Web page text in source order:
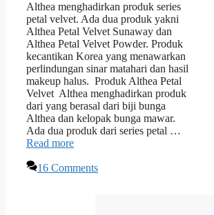
Althea menghadirkan produk series
petal velvet. Ada dua produk yakni
Althea Petal Velvet Sunaway dan
Althea Petal Velvet Powder. Produk
kecantikan Korea yang menawarkan
perlindungan sinar matahari dan hasil
makeup halus. Produk Althea Petal
Velvet Althea menghadirkan produk
dari yang berasal dari biji bunga
Althea dan kelopak bunga mawar.
Ada dua produk dari series petal …
Read more
16 Comments